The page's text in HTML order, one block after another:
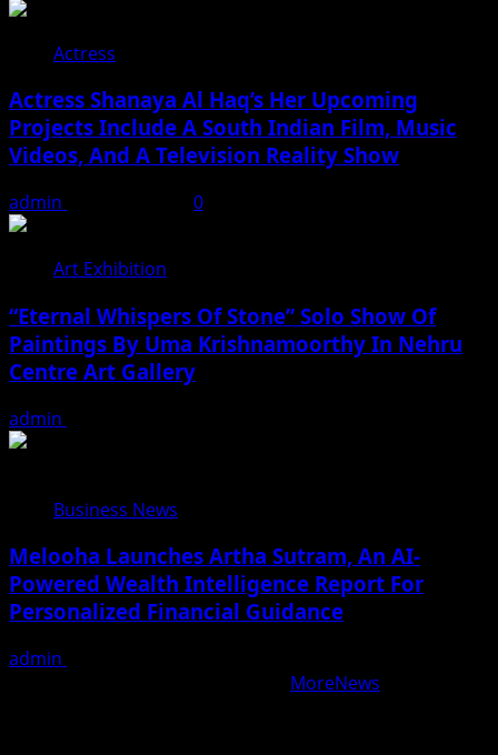
Actress
Actress Shanaya Al Haq’s Her Upcoming
Projects Include A South Indian Film, Music
Videos, And A Television Reality Show
admin 0
Art Exhibition
“Eternal Whispers Of Stone” Solo Show Of
Paintings By Uma Krishnamoorthy In Nehru
Centre Art Gallery
admin
Business News
Melooha Launches Artha Sutram, An AI-
Powered Wealth Intelligence Report For
Personalized Financial Guidance
admin
MoreNews